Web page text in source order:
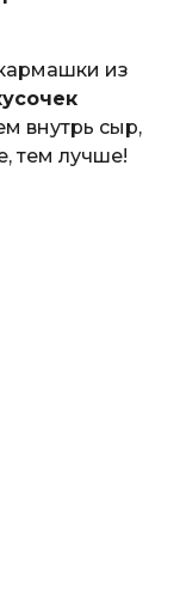
из
внутрь сыр,
тем лучше!